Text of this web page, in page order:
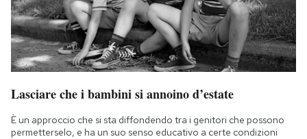
Lasciare che i bambini si annoino d’estate
È un approccio che si sta diffondendo tra i genitori che possono
permetterselo, e ha un suo senso educativo a certe condizioni